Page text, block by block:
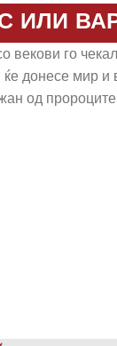
ИЛИ
векови го
ќе донесе мир и
од пророците